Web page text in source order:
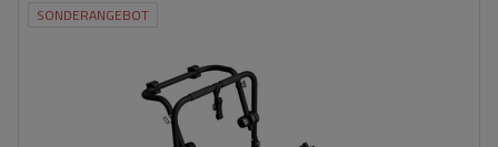
SONDERANGEBOT
universelles Montagesystem
kompatibel mit allen Karosseriearten